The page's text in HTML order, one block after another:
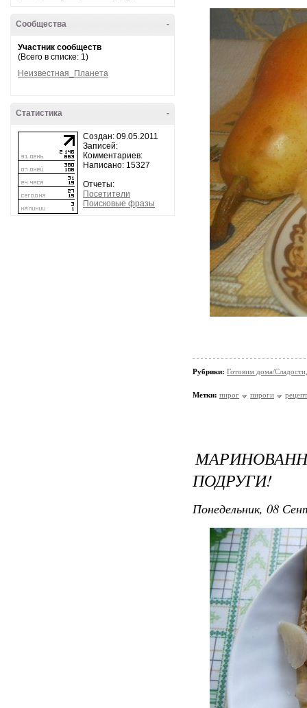
-
Сообщества
Участник сообществ
(Всего в списке: 1)
Неизвестная_Планета
-
Статистика
Создан: 09.05.2011
Записей:
Комментариев:
Написано: 15327
Отчеты:
Посетители
Поисковые фразы
Рубрики: Готовим дома/
Метки: пирог пироги
ПОДРУГИ!
Понедельник, 08